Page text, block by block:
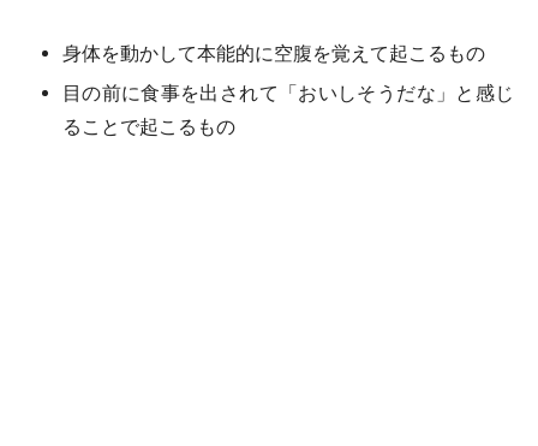
身体を動かして本能的に空腹を覚えて起こるもの
目の前に食事を出されて「おいしそうだな」と感じ
ることで起こるもの